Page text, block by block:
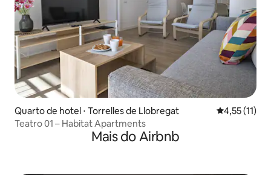
Quarto de hotel ⋅ Torrelles de Llobregat 4,55 de uma
4,55 (11)
Teatro 01 – Habitat Apartments
Mais do Airbnb